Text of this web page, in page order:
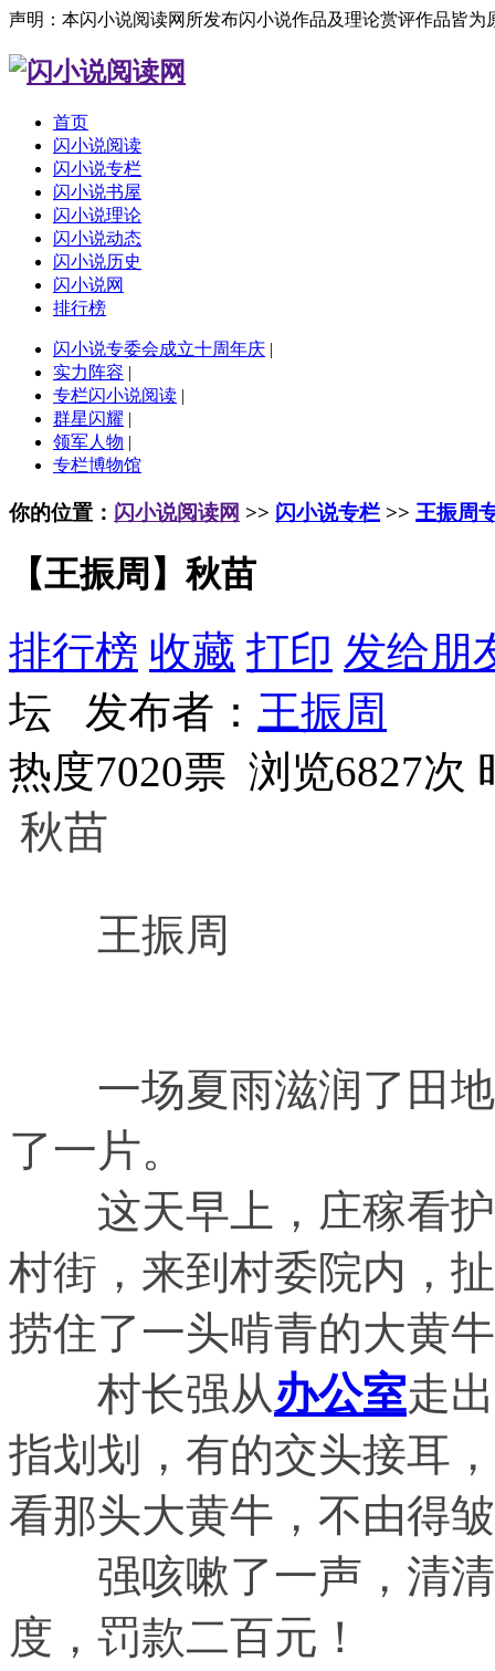
声明：本闪小说阅读网所发布闪小说作品及理论赏评作品皆
首页
闪小说阅读
闪小说专栏
闪小说书屋
闪小说理论
闪小说动态
闪小说历史
闪小说网
排行榜
闪小说专委会成立十周年庆 |
实力阵容 |
专栏闪小说阅读 |
群星闪耀 |
领军人物 |
专栏博物馆
你的位置： 闪小说阅读网 >> 闪小说专栏 >> 王振周
【王振周】秋苗
排行榜 收藏 打印 发给朋
坛 发布者： 王振周
热度7020票 浏览6827次
秋苗
王振周
一场夏雨滋润了田地
了一片。
这天早上，庄稼看护
村街，来到村委院内，
捞住了一头啃青的大黄
村长强从办公室走
指划划，有的交头接耳
看那头大黄牛，不由得
强咳嗽了一声，清清
度，罚款二百元！